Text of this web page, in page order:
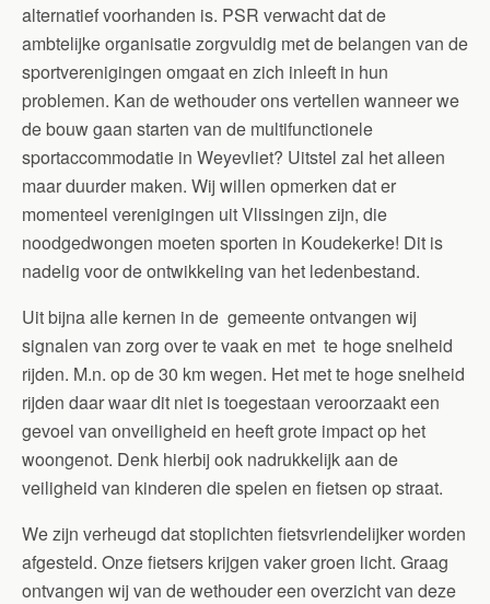
alternatief voorhanden is. PSR verwacht dat de
ambtelijke organisatie zorgvuldig met de belangen van de
sportverenigingen omgaat en zich inleeft in hun
problemen. Kan de wethouder ons vertellen wanneer we
de bouw gaan starten van de multifunctionele
sportaccommodatie in Weyevliet? Uitstel zal het alleen
maar duurder maken. Wij willen opmerken dat er
momenteel verenigingen uit Vlissingen zijn, die
noodgedwongen moeten sporten in Koudekerke! Dit is
nadelig voor de ontwikkeling van het ledenbestand.
Uit bijna alle kernen in de gemeente ontvangen wij
signalen van zorg over te vaak en met te hoge snelheid
rijden. M.n. op de 30 km wegen. Het met te hoge snelheid
rijden daar waar dit niet is toegestaan veroorzaakt een
gevoel van onveiligheid en heeft grote impact op het
woongenot. Denk hierbij ook nadrukkelijk aan de
veiligheid van kinderen die spelen en fietsen op straat.
We zijn verheugd dat stoplichten fietsvriendelijker worden
afgesteld. Onze fietsers krijgen vaker groen licht. Graag
ontvangen wij van de wethouder een overzicht van deze